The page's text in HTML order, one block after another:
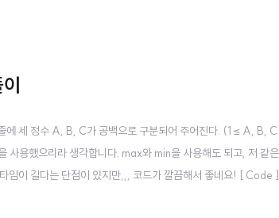
세 정수 A, B, C가 공백으로 구분되어 주어진다. (1 ≤ A, B,
사용했으리라 생각합니다. max와 min을 사용해도 되고, 저 같
타임이 길다는 단점이 있지만,,, 코드가 깔끔해서 좋네요! [